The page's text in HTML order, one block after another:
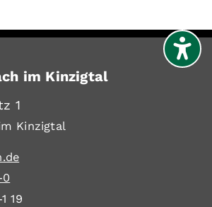
im Kinzigtal
1
Kinzigtal
19